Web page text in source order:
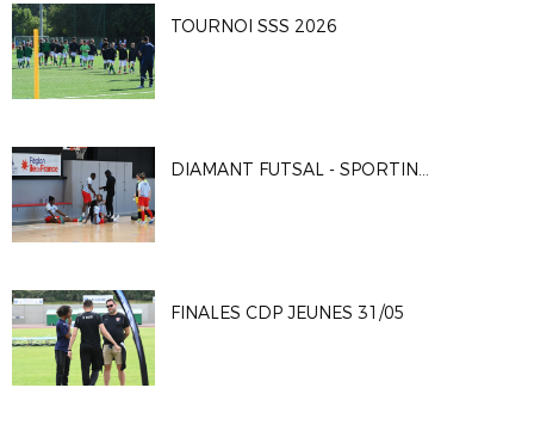
TOURNOI SSS 2026
DIAMANT FUTSAL - SPORTING CLUB PARIS 4-2
FINALES CDP JEUNES 31/05